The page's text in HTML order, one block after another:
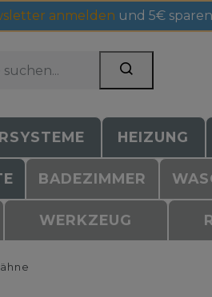
anmelden und 5€
HEIZUNG
BADEZIMMER
WERKZEUG